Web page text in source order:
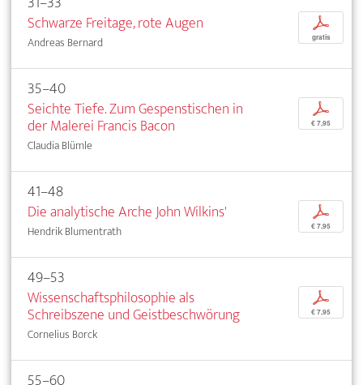
Schwarze Freitage, rote Augen
Andreas Bernard
p
gratis
35–40
Seichte Tiefe. Zum Gespenstischen in
der Malerei Francis Bacon
Claudia Blümle
p
€ 7,95
41–48
Die analytische Arche John Wilkins'
Hendrik Blumentrath
p
€ 7,95
49–53
Wissenschaftsphilosophie als
Schreibszene und Geistbeschwörung
Cornelius Borck
p
€ 7,95